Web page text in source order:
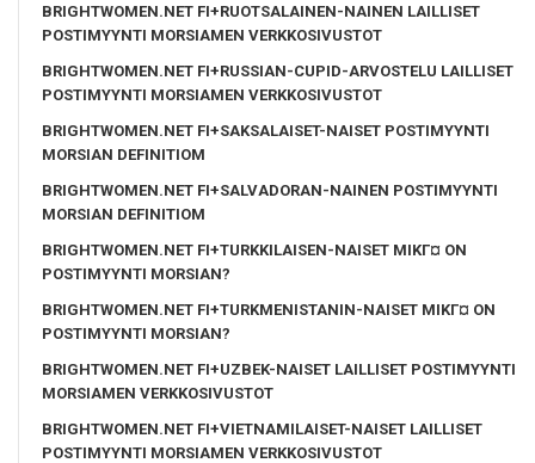
BRIGHTWOMEN.NET FI+RUOTSALAINEN-NAINEN LAILLISET
POSTIMYYNTI MORSIAMEN VERKKOSIVUSTOT
BRIGHTWOMEN.NET FI+RUSSIAN-CUPID-ARVOSTELU LAILLISET
POSTIMYYNTI MORSIAMEN VERKKOSIVUSTOT
BRIGHTWOMEN.NET FI+SAKSALAISET-NAISET POSTIMYYNTI
MORSIAN DEFINITIOM
BRIGHTWOMEN.NET FI+SALVADORAN-NAINEN POSTIMYYNTI
MORSIAN DEFINITIOM
BRIGHTWOMEN.NET FI+TURKKILAISEN-NAISET MIKГ¤ ON
POSTIMYYNTI MORSIAN?
BRIGHTWOMEN.NET FI+TURKMENISTANIN-NAISET MIKГ¤ ON
POSTIMYYNTI MORSIAN?
BRIGHTWOMEN.NET FI+UZBEK-NAISET LAILLISET POSTIMYYNTI
MORSIAMEN VERKKOSIVUSTOT
BRIGHTWOMEN.NET FI+VIETNAMILAISET-NAISET LAILLISET
POSTIMYYNTI MORSIAMEN VERKKOSIVUSTOT